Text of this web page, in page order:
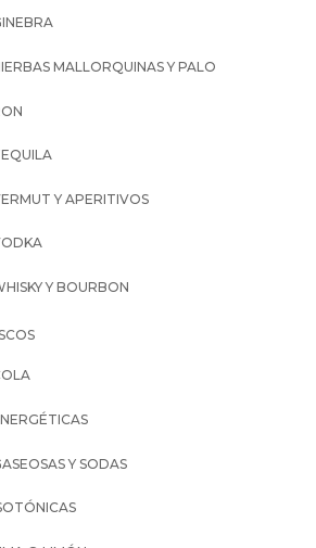
MALLORQUINAS Y PALO
Y APERITIVOS
Y BOURBON
Y SODAS